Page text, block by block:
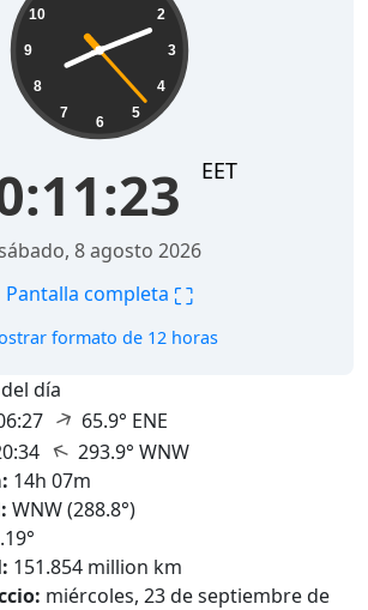
2
3
4
5
6
7
8
9
10
EET
8 agosto 2026
Pantalla completa ⛶
formato de 12 horas
día
↑ 65.9° ENE
↑ 293.9° WNW
14h 07m
WNW (288.8°)
151.854 million km
miércoles, 23 de septiembre de